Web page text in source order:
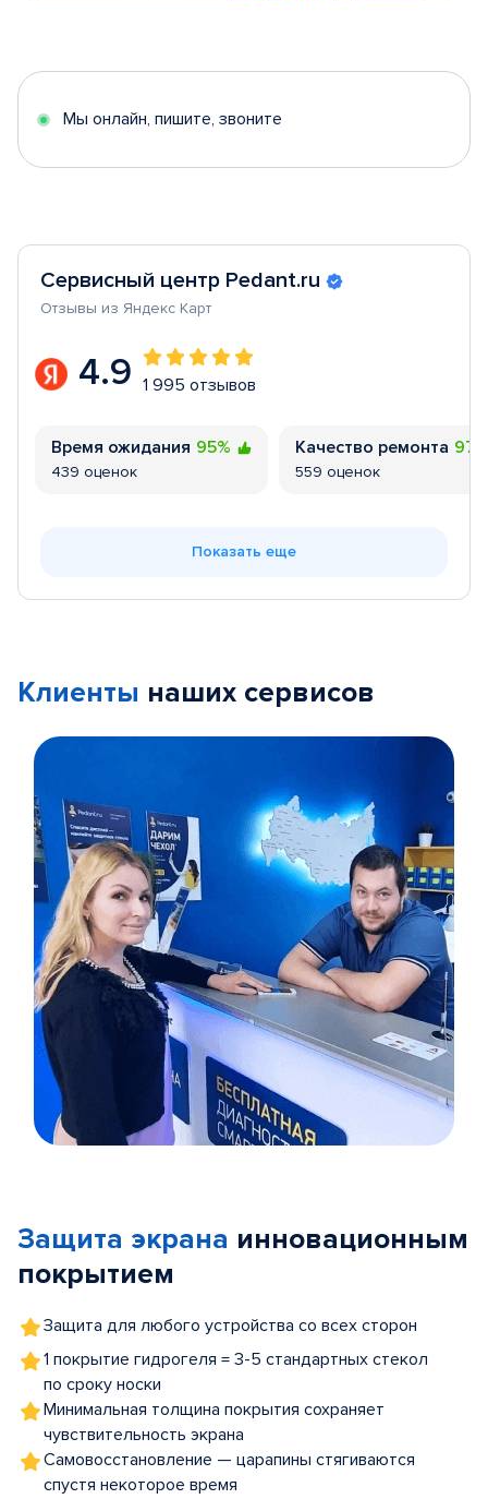
5
Мы онлайн, пишите, звоните
Сервисный центр Pedant.ru
Отзывы из Яндекс Карт
4.9 1 995 отзывов
Время ожидания 95%
439 оценок
Качество ремонта
559 оценок
Показать еще
Клиенты наших сервисов
5
Защита экрана инновационным
покрытием
Защита для любого устройства со всех сторон
1 покрытие гидрогеля = 3-5 стандартных стекол
по сроку носки
Минимальная толщина покрытия сохраняет
чувствительность экрана
Самовосстановление — царапины стягиваются
спустя некоторое время